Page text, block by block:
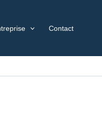
Contact